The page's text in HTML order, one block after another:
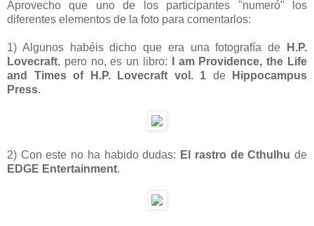
Aprovecho que uno de los participantes "numeró" los
diferentes elementos de la foto para comentarlos:
1) Algunos habéis dicho que era una fotografía de
H.P.
Lovecraft, pero no, es un libro:
I am Providence, the Life
and Times of H.P. Lovecraft vol. 1 de
Hippocampus
Press.
2) Con este no ha habido dudas: El rastro de Cthulhu de
EDGE Entertainment.